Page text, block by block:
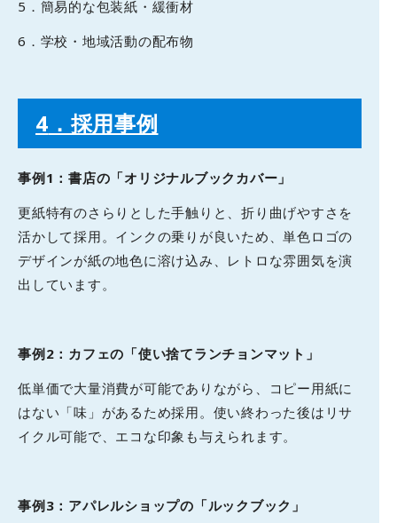
5．簡易的な包装紙・緩衝材
6．学校・地域活動の配布物
4 ．採用事例
事例1：書店の「オリジナルブックカバー」
更紙特有のさらりとした手触りと、折り曲げやすさを
活かして採用。インクの乗りが良いため、単色ロゴの
デザインが紙の地色に溶け込み、レトロな雰囲気を演
出しています。
事例2：カフェの「使い捨てランチョンマット」
低単価で大量消費が可能でありながら、コピー用紙に
はない「味」があるため採用。使い終わった後はリサ
イクル可能で、エコな印象も与えられます。
事例3：アパレルショップの「ルックブック」